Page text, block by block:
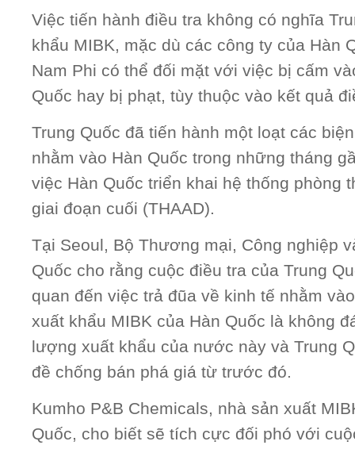
Việc tiến hành điều tra không có nghĩa
khẩu MIBK, mặc dù các công ty của Hàn
Nam Phi có thể đối mặt với việc bị cấm
Quốc hay bị phạt, tùy thuộc vào kết quả
Trung Quốc đã tiến hành một loạt các
nhằm vào Hàn Quốc trong những tháng
việc Hàn Quốc triển khai hệ thống phòng
giai đoạn cuối (THAAD).
Tại Seoul, Bộ Thương mại, Công nghiệp
Quốc cho rằng cuộc điều tra của Trung
quan đến việc trả đũa về kinh tế nhằm
xuất khẩu MIBK của Hàn Quốc là không
lượng xuất khẩu của nước này và Trung
đề chống bán phá giá từ trước đó.
Kumho P&B Chemicals, nhà sản xuất
Quốc, cho biết sẽ tích cực đối phó với